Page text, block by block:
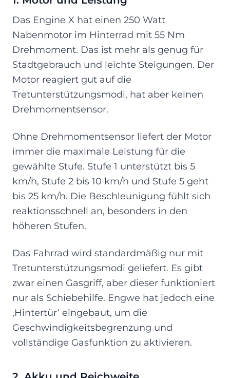
Das Engine X hat einen 250 Watt
Nabenmotor im Hinterrad mit 55 Nm
Drehmoment. Das ist mehr als genug für
Stadtgebrauch und leichte Steigungen. Der
Motor reagiert gut auf die
Tretunterstützungsmodi, hat aber keinen
Drehmomentsensor.
Ohne Drehmomentsensor liefert der Motor
immer die maximale Leistung für die
gewählte Stufe. Stufe 1 unterstützt bis 5
km/h, Stufe 2 bis 10 km/h und Stufe 5 geht
bis 25 km/h. Die Beschleunigung fühlt sich
reaktionsschnell an, besonders in den
höheren Stufen.
Das Fahrrad wird standardmäßig nur mit
Tretunterstützungsmodi geliefert. Es gibt
zwar einen Gasgriff, aber dieser funktioniert
nur als Schiebehilfe. Engwe hat jedoch eine
‚Hintertür‘ eingebaut, um die
Geschwindigkeitsbegrenzung und
vollständige Gasfunktion zu aktivieren.